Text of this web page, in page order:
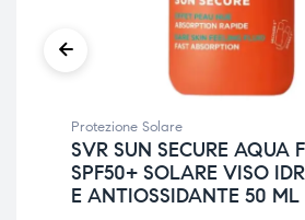
Protezione Solare
SVR SUN SECURE AQUA
SPF50+ SOLARE VISO
E ANTIOSSIDANTE 50 ML